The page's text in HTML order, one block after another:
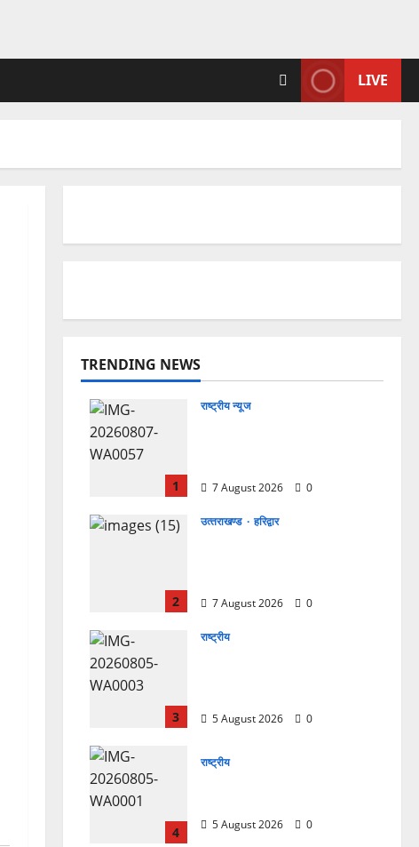
LIVE
TRENDING NEWS
1
राष्ट्रीय न्यूज
7 August 2026 0
2
उत्‍तराखण्‍ड हरिद्वार
7 August 2026 0
3
राष्ट्रीय
5 August 2026 0
4
राष्ट्रीय
5 August 2026 0